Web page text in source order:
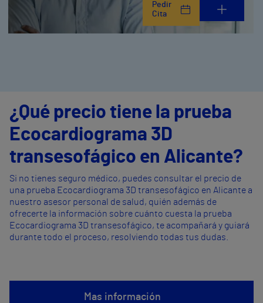
Pedir
Cita
¿Qué precio tiene la prueba
Ecocardiograma 3D
transesofágico en Alicante?
Si no tienes seguro médico, puedes consultar el precio de
una prueba Ecocardiograma 3D transesofágico en Alicante a
nuestro asesor personal de salud, quién además de
ofrecerte la información sobre cuánto cuesta la prueba
Ecocardiograma 3D transesofágico, te acompañará y guiará
durante todo el proceso, resolviendo todas tus dudas.
Mas información